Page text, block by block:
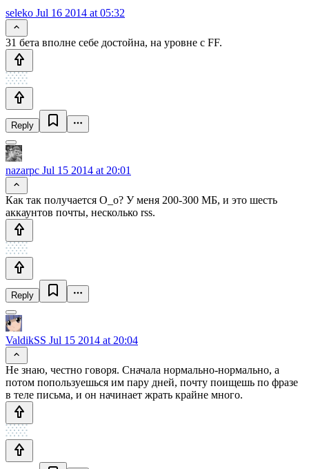
seleko Jul 16 2014 at 05:32
31 бета вполне себе достойна, на уровне с FF.
Reply
nazarpc Jul 15 2014 at 20:01
Как так получается О_о? У меня 200-300 МБ, и это шесть
аккаунтов почты, несколько rss.
Reply
ValdikSS Jul 15 2014 at 20:04
Не знаю, честно говоря. Сначала нормально-нормально, а
потом попользуешься им пару дней, почту поищешь по фразе
в теле письма, и он начинает жрать крайне много.